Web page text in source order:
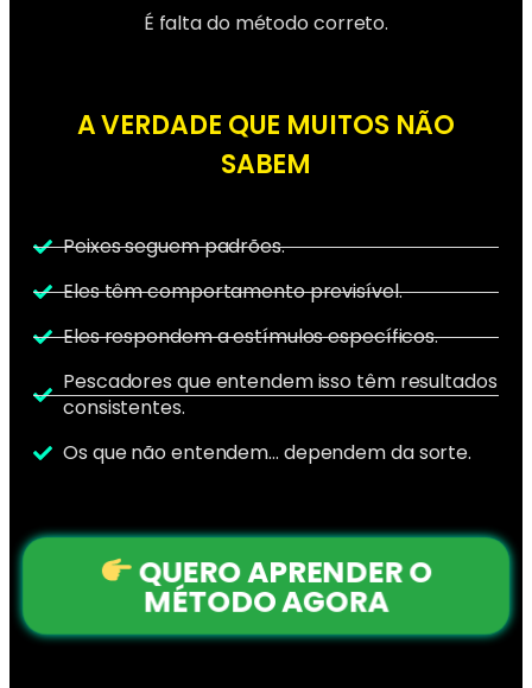
É falta do método correto.
A VERDADE QUE MUITOS NÃO
SABEM
Peixes seguem padrões.
Eles têm comportamento previsível.
Eles respondem a estímulos específicos.
Pescadores que entendem isso têm resultados
consistentes.
Os que não entendem… dependem da sorte.
QUERO APRENDER O
MÉTODO AGORA